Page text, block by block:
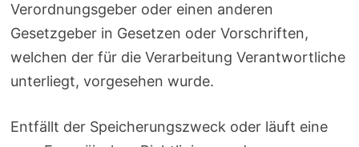
Verordnungsgeber oder einen anderen
Gesetzgeber in Gesetzen oder Vorschriften,
welchen der für die Verarbeitung Verantwortliche
unterliegt, vorgesehen wurde.
Entfällt der Speicherungszweck oder läuft eine